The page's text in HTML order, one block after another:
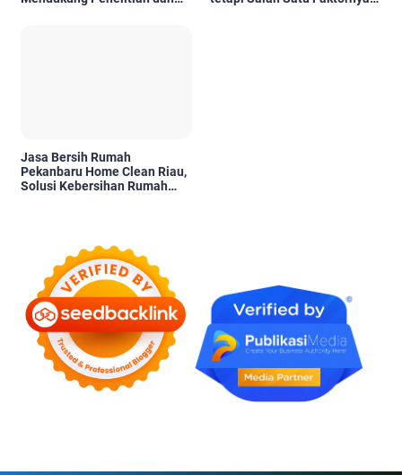
Jasa Bersih Rumah
Pekanbaru Home Clean Riau,
Solusi Kebersihan Rumah